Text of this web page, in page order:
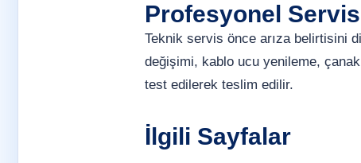
Profesyonel
Teknik servis önce arıza belirtisini
değişimi, kablo ucu yenileme,
test edilerek teslim edilir.
İlgili Sayfalar